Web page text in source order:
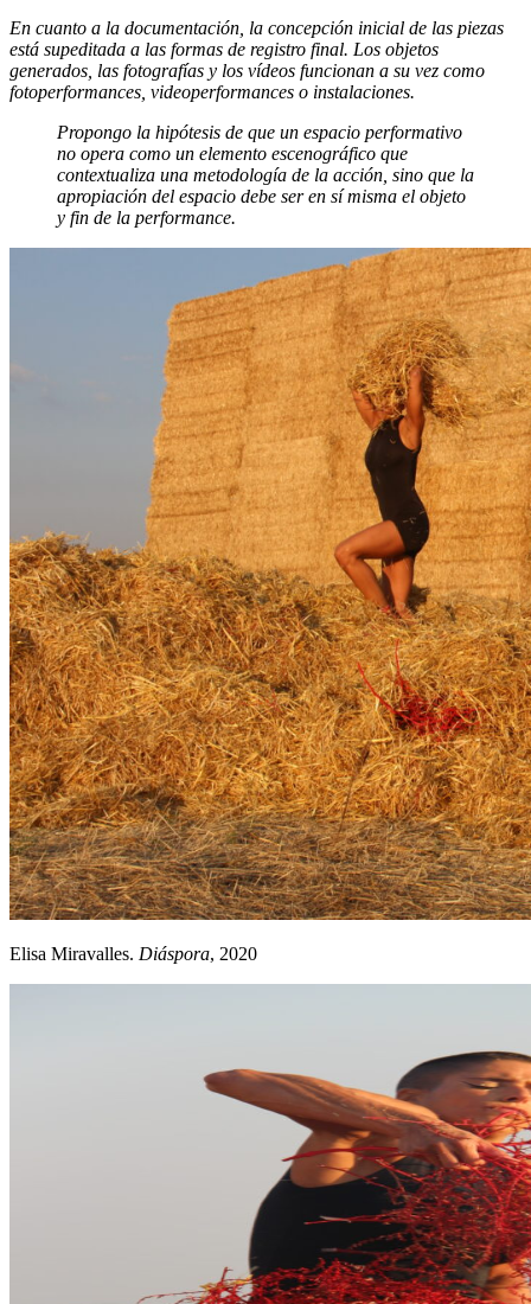
En cuanto a la documentación, la concepción inicial de las piezas
está supeditada a las formas de registro final. Los objetos
generados, las fotografías y los vídeos funcionan a su vez como
fotoperformances, videoperformances o instalaciones.
Propongo la hipótesis de que un espacio performativo
no opera como un elemento escenográfico que
contextualiza una metodología de la acción, sino que la
apropiación del espacio debe ser en sí misma el objeto
y fin de la performance.
Elisa Miravalles. Diáspora, 2020